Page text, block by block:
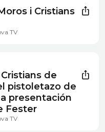
i Cristians
TV
de
pistoletazo de
presentación
Fester
TV